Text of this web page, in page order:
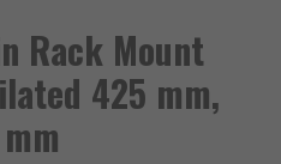
Rack Mount
425 mm,